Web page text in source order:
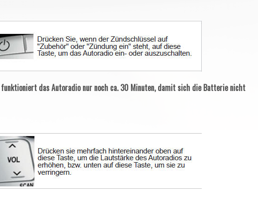
das Autoradio nur noch ca. 30 Minuten, damit sich die Batterie nicht